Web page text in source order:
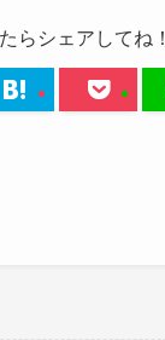
らシェアしてね！